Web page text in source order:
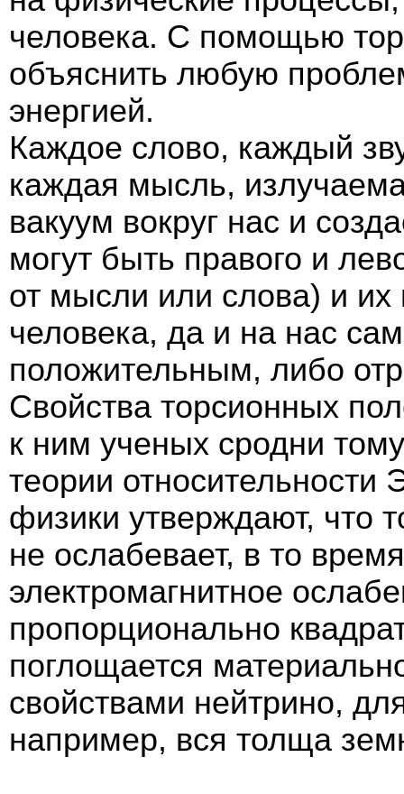
человека. С помощью
объяснить любую
энергией.
Каждое слово, каждый
каждая мысль,
вакуум вокруг нас и
могут быть правого и
от мысли или слова) и их
человека, да и на нас
положительным, либо
Свойства торсионных
к ним ученых сродни
теории
физики утверждают, что
не ослабевает, в то
электромагнитное
пропорционально
поглощается
свойствами нейтрино,
например, вся толща